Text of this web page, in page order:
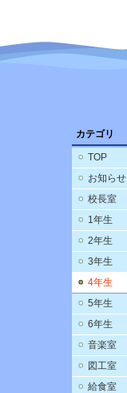
カテゴリ
TOP
お知らせ
校長室
1年生
2年生
3年生
4年生
5年生
6年生
音楽室
図工室
給食室